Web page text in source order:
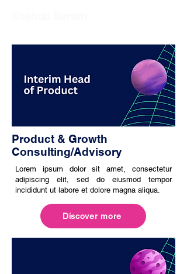
Product & Growth
Consulting/Advisory
Lorem ipsum dolor sit amet, consectetur
adipiscing elit, sed do eiusmod tempor
incididunt ut labore et dolore magna aliqua.
Discover more